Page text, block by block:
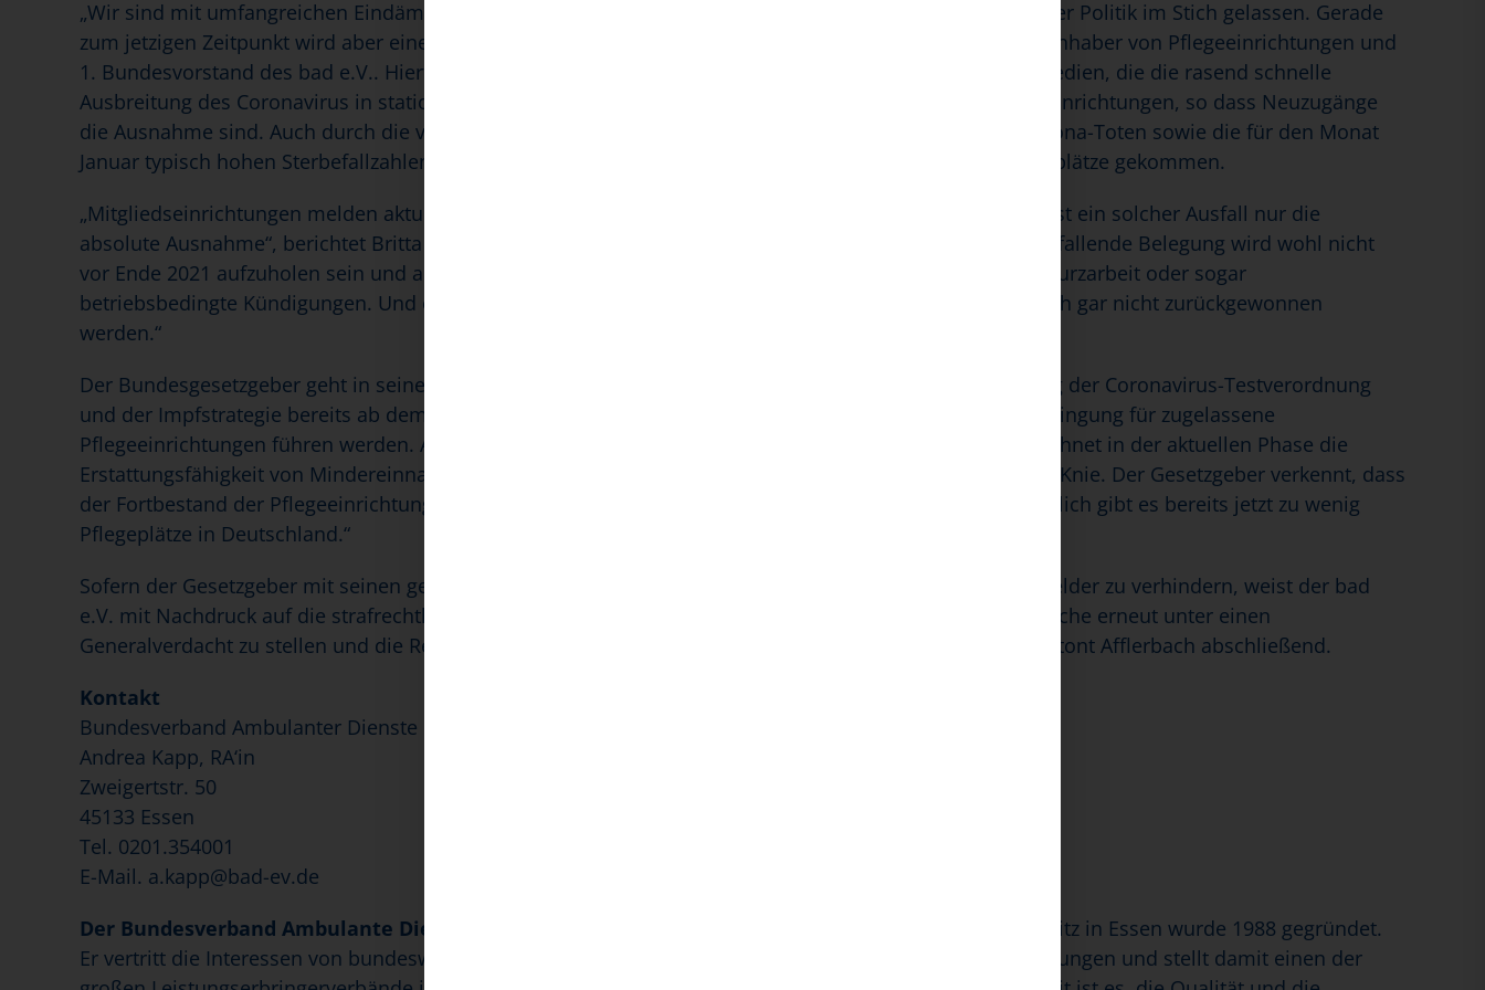
„Wir sind mit umfangreichen Eindämmungsmaßnahmen in Vorleistung gegangen und werden nun von der Politik im Stich gelassen. Gerade
zum jetzigen Zeitpunkt wird aber eine Kompensation der Minderbelegung benötigt“, weiß Andreas Kern, Inhaber von Pflegeeinrichtungen und
1. Bundesvorstand des bad e.V.. Hierfür gibt es zahlreiche Gründe: Aufgrund der Berichterstattung der Medien, die die rasend schnelle
Ausbreitung des Coronavirus in stationären Einrichtungen fokussiert, meiden viele Menschen die Pflegeeinrichtungen, so dass Neuzugänge
die Ausnahme sind. Auch durch die viel zu lockeren Besuchsregelungen über Weihnachten 2020, die Corona-Toten sowie die für den Monat
Januar typisch hohen Sterbefallzahlen ist es zu einem sehr starken Rückgang bei der Belegung der Pflegeplätze gekommen.
„Mitgliedseinrichtungen melden aktuell Belegungsrückgänge von 20 bis 40 Prozent. Ohne die Pandemie ist ein solcher Ausfall nur die
absolute Ausnahme“, berichtet Britta Afflerbach, die stationäre Fachbereichsleiterin des bad e.V. „Die ausfallende Belegung wird wohl nicht
vor Ende 2021 aufzuholen sein und ausgeglichen werden können. Andernfalls drohen im günstigen Fall Kurzarbeit oder sogar
betriebsbedingte Kündigungen. Und einmal verlorenes Personal kann nur sehr schwer oder vielleicht auch gar nicht zurückgewonnen
werden.“
Der Bundesgesetzgeber geht in seiner Begründung des Gesetzesentwurfs davon aus, dass die Umsetzung der Coronavirus-Testverordnung
und der Impfstrategie bereits ab dem Frühjahr 2021 zu einer sukzessiven Verbesserung der Leistungserbringung für zugelassene
Pflegeeinrichtungen führen werden. Afflerbach widerspricht hier: „Das ist zu kurzfristig gedacht. Ausgerechnet in der aktuellen Phase die
Erstattungsfähigkeit von Mindereinnahmen zu erschweren, zwingt gerade stationäre Einrichtungen in die Knie. Der Gesetzgeber verkennt, dass
der Fortbestand der Pflegeeinrichtungen auch über die Pandemie hinaus gesichert werden muss. Schließlich gibt es bereits jetzt zu wenig
Pflegeplätze in Deutschland.“
Sofern der Gesetzgeber mit seinen geplanten Änderungen darauf anspielt, den Missbrauch staatlichen Gelder zu verhindern, weist der bad
e.V. mit Nachdruck auf die strafrechtlichen Möglichkeiten in diesem Zusammenhang hin. „Die Pflegebranche erneut unter einen
Generalverdacht zu stellen und die Regelungen aus diesem Grund anzupassen, ist das falsche Signal“, betont Afflerbach abschließend.
Kontakt
Bundesverband Ambulanter Dienste und Stationäre Einrichtungen (bad) e.V.
Andrea Kapp, RA‘in
Zweigertstr. 50
45133 Essen
Tel. 0201.354001
E-Mail. a.kapp@bad-ev.de
Der Bundesverband Ambulante Dienste und Stationäre Einrichtungen (bad) e.V.
mit seinem Hauptsitz in Essen wurde 1988 gegründet.
Er vertritt die Interessen von bundesweit rund 1000 zumeist privat geführten Pflegediensten und -einrichtungen und stellt damit einen der